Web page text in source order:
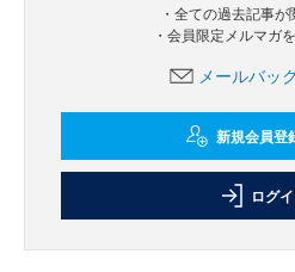
・全ての過去記事
・会員限定メルマガ
メールバッ
新規会員登
ログ